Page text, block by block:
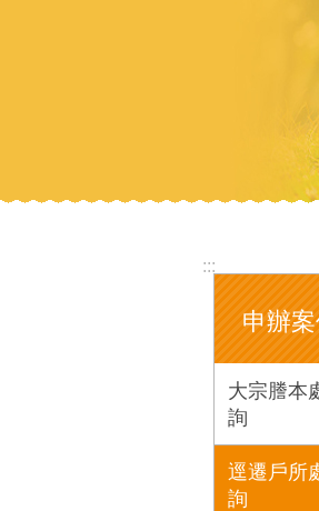
:::
申辦
大宗謄本
詢
逕遷戶所
詢